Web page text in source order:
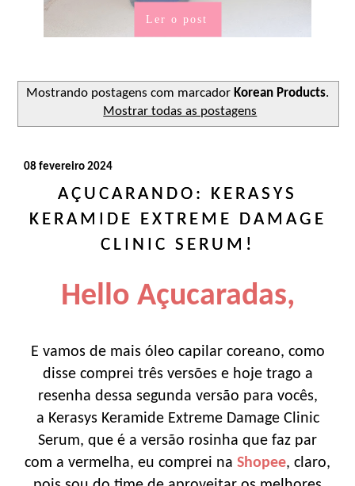
Ler o post
Mostrando postagens com marcador Korean Products.
Mostrar todas as postagens
08 fevereiro 2024
AÇUCARANDO: KERASYS
KERAMIDE EXTREME DAMAGE
CLINIC SERUM!
Hello Açucaradas,
E vamos de mais óleo capilar coreano, como
disse comprei três versões e hoje trago a
resenha dessa segunda versão para vocês,
a Kerasys Keramide Extreme Damage Clinic
Serum, que é a versão rosinha que faz par
com a vermelha, eu comprei na Shopee, claro,